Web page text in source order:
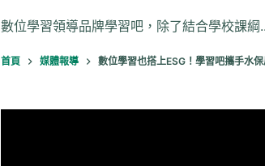
數位學習領導品牌學習吧，除了結合學校課綱
首頁 媒體報導 數位學習也搭上ESG！學習吧攜手水